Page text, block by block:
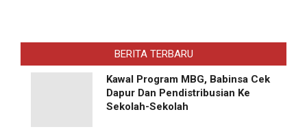
BERITA TERBARU
Kawal Program MBG, Babinsa Cek
Dapur Dan Pendistribusian Ke
Sekolah-Sekolah